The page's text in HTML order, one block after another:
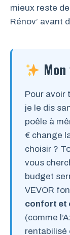
mieux reste
Rénov’ avant
Pour avoir
je le dis
poêle à
€ change
choisir ?
vous
budget
VEVOR
confort et
(comme
rentabilisé